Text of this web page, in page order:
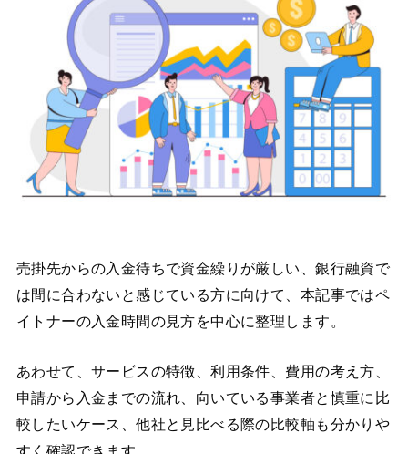
売掛先からの入金待ちで資金繰りが厳しい、銀行融資で
は間に合わないと感じている方に向けて、本記事ではペ
イトナーの入金時間の見方を中心に整理します。
あわせて、サービスの特徴、利用条件、費用の考え方、
申請から入金までの流れ、向いている事業者と慎重に比
較したいケース、他社と見比べる際の比較軸も分かりや
すく確認できます。